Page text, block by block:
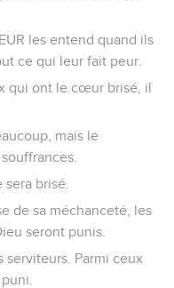
les entend quand ils
ce qui leur fait peur.
qui ont le cœur brisé, il
mais le
brisé.
de sa méchanceté, les
seront punis.
serviteurs. Parmi ceux